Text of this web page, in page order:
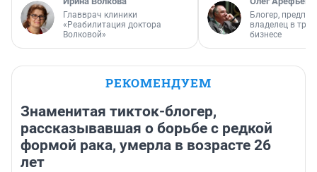
Главврач клиники
«Реабилитация доктора
Волковой»
Блогер,
владелец в
бизнесе
РЕКОМЕНДУЕМ
Знаменитая тикток-блогер,
рассказывавшая о борьбе с редкой
формой рака, умерла в возрасте 26
лет